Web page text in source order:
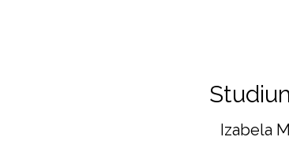
Izabela